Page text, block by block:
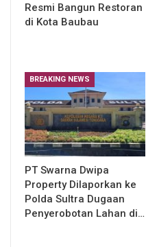
Resmi Bangun Restoran
di Kota Baubau
BREAKING NEWS
PT Swarna Dwipa
Property Dilaporkan ke
Polda Sultra Dugaan
Penyerobotan Lahan di…